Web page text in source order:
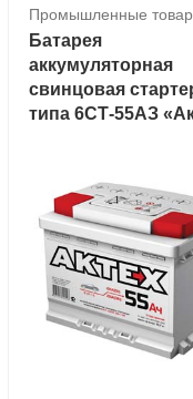
Промышленные
Батарея
аккумуляторная
свинцовая
типа 6СТ-55АЗ